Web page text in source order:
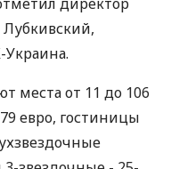
места от 11 до 106
евро, гостиницы